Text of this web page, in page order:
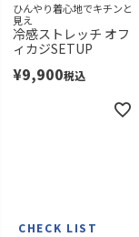
ひんやり着心地でキチンと
見え
冷感ストレッチ オフ
ィカジSETUP
¥9,900税込
CHECK LIST